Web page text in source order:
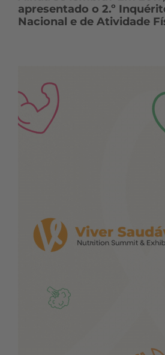
apresentado o 2.º
Nacional e de Atividade